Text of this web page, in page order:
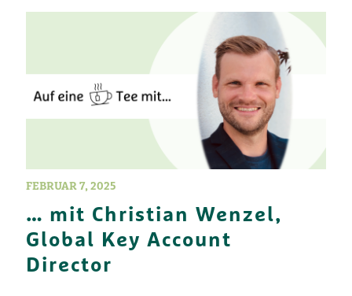
FEBRUAR 7, 2025
… mit Christian Wenzel,
Global Key Account
Director